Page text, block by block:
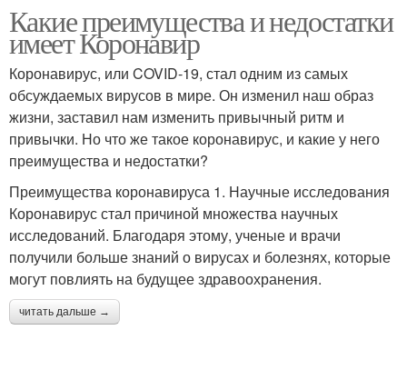
Какие преимущества и недостатки
имеет Коронавир
Коронавирус, или COVID-19, стал одним из самых
обсуждаемых вирусов в мире. Он изменил наш образ
жизни, заставил нам изменить привычный ритм и
привычки. Но что же такое коронавирус, и какие у него
преимущества и недостатки?
Преимущества коронавируса 1. Научные исследования
Коронавирус стал причиной множества научных
исследований. Благодаря этому, ученые и врачи
получили больше знаний о вирусах и болезнях, которые
могут повлиять на будущее здравоохранения.
читать дальше →